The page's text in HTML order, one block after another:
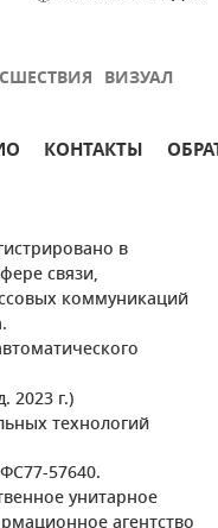
ВИЗУАЛ
КОНТАКТЫ
в
связи,
коммуникаций
2023 г.)
технологий
57640.
унитарное